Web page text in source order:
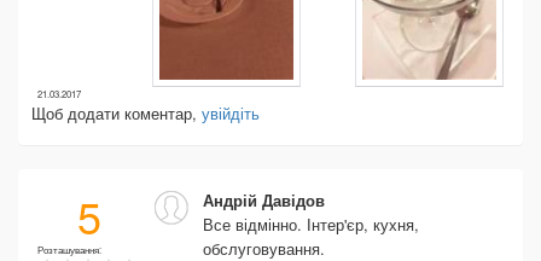
21.03.2017
Щоб додати коментар, увійдіть
5
Розташування:
Андрій Давідов
Все відмінно. Інтер'єр, кухня,
обслуговування.